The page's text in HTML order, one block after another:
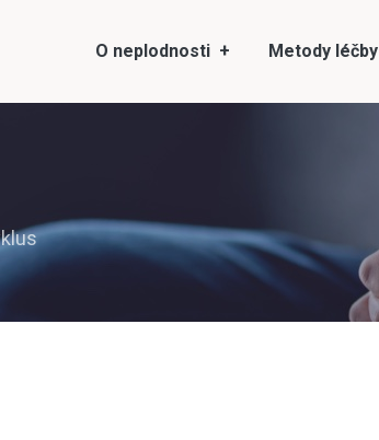
O neplodnosti Metody léčby